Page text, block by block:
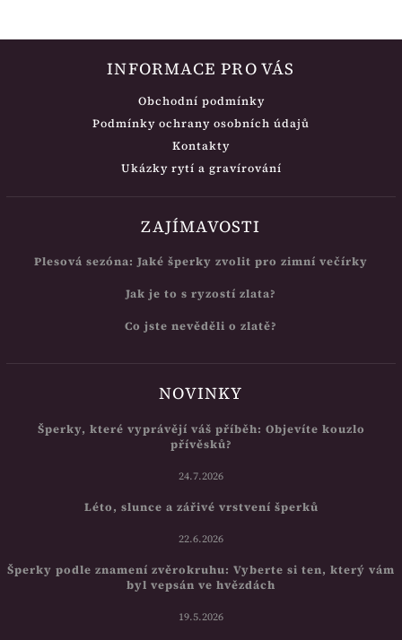
INFORMACE PRO VÁS
Obchodní podmínky
Podmínky ochrany osobních údajů
Kontakty
Ukázky rytí a gravírování
ZAJÍMAVOSTI
Plesová sezóna: Jaké šperky zvolit pro zimní večírky
Jak je to s ryzostí zlata?
Co jste nevěděli o zlatě?
NOVINKY
Šperky, které vyprávějí váš příběh: Objevíte kouzlo
přívěsků?
24.7.2026
Léto, slunce a zářivé vrstvení šperků
22.6.2026
Šperky podle znamení zvěrokruhu: Vyberte si ten, který vám
byl vepsán ve hvězdách
19.5.2026